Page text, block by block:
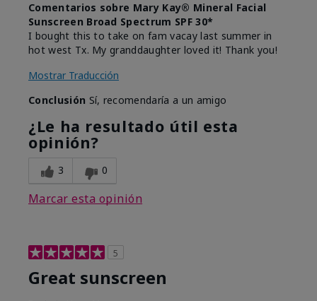
Comentarios sobre Mary Kay® Mineral Facial
Sunscreen Broad Spectrum SPF 30*
I bought this to take on fam vacay last summer in
hot west Tx. My granddaughter loved it! Thank you!
Mostrar Traducción
Conclusión Sí, recomendaría a un amigo
¿Le ha resultado útil esta
opinión?
3 0
Marcar esta opinión
5
Great sunscreen